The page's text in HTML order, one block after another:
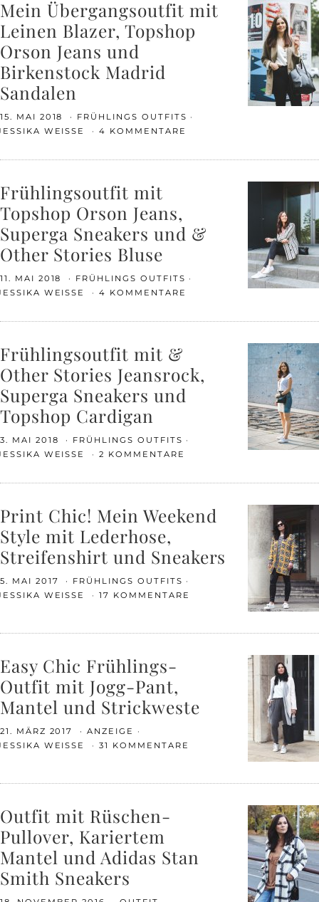
Mein Übergangsoutfit mit
Leinen Blazer, Topshop
Orson Jeans und
Birkenstock Madrid
Sandalen
15. MAI 2018
FRÜHLINGS OUTFITS
WEISSE
4 KOMMENTARE
Frühlingsoutfit mit
Topshop Orson Jeans,
Superga Sneakers und &
Other Stories Bluse
11. MAI 2018
FRÜHLINGS OUTFITS
WEISSE
4 KOMMENTARE
Frühlingsoutfit mit &
Other Stories Jeansrock,
Superga Sneakers und
Topshop Cardigan
3. MAI 2018
FRÜHLINGS OUTFITS
WEISSE
2 KOMMENTARE
Print Chic! Mein Weekend
Style mit Lederhose,
Streifenshirt und Sneakers
5. MAI 2017
FRÜHLINGS OUTFITS
WEISSE
17 KOMMENTARE
Easy Chic Frühlings-
Outfit mit Jogg-Pant,
Mantel und Strickweste
21. MÄRZ 2017
ANZEIGE
WEISSE
31 KOMMENTARE
Outfit mit Rüschen-
Pullover, Kariertem
Mantel und Adidas Stan
Smith Sneakers